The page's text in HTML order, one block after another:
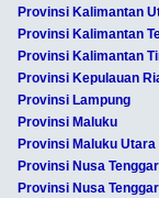
Provinsi Kalimantan
Provinsi Kalimantan
Provinsi Kalimantan
Provinsi Kepulauan
Provinsi Lampung
Provinsi Maluku
Provinsi Maluku Utara
Provinsi Nusa
Provinsi Nusa